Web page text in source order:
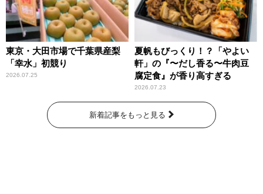
東京・大田市場で千葉県産梨
「幸水」初競り
2026.07.25
夏帆もびっくり！？「やよい
軒」の『〜だし香る〜牛肉豆
腐定食』が香り高すぎる
2026.07.23
新着記事をもっと見る